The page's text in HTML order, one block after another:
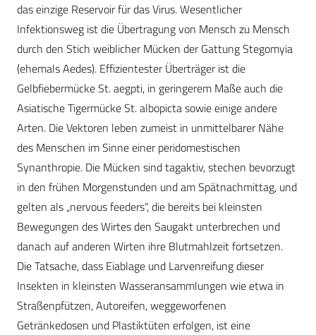
das einzige Reservoir für das Virus. Wesentlicher
Infektionsweg ist die Übertragung von Mensch zu Mensch
durch den Stich weiblicher Mücken der Gattung Stegomyia
(ehemals Aedes). Effizientester Überträger ist die
Gelbfiebermücke St. aegpti, in geringerem Maße auch die
Asiatische Tigermücke St. albopicta sowie einige andere
Arten. Die Vektoren leben zumeist in unmittelbarer Nähe
des Menschen im Sinne einer peridomestischen
Synanthropie. Die Mücken sind tagaktiv, stechen bevorzugt
in den frühen Morgenstunden und am Spätnachmittag, und
gelten als „nervous feeders“, die bereits bei kleinsten
Bewegungen des Wirtes den Saugakt unterbrechen und
danach auf anderen Wirten ihre Blutmahlzeit fortsetzen.
Die Tatsache, dass Eiablage und Larvenreifung dieser
Insekten in kleinsten Wasseransammlungen wie etwa in
Straßenpfützen, Autoreifen, weggeworfenen
Getränkedosen und Plastiktüten erfolgen, ist eine